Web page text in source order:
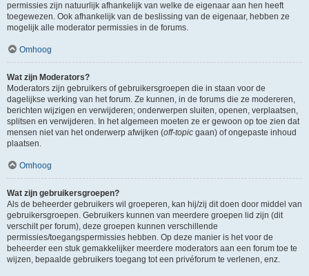
permissies zijn natuurlijk afhankelijk van welke de eigenaar aan hen heeft
toegewezen. Ook afhankelijk van de beslissing van de eigenaar, hebben ze
mogelijk alle moderator permissies in de forums.
Omhoog
Wat zijn Moderators?
Moderators zijn gebruikers of gebruikersgroepen die in staan voor de
dagelijkse werking van het forum. Ze kunnen, in de forums die ze modereren,
berichten wijzigen en verwijderen; onderwerpen sluiten, openen, verplaatsen,
splitsen en verwijderen. In het algemeen moeten ze er gewoon op toe zien dat
mensen niet van het onderwerp afwijken (off-topic gaan) of ongepaste inhoud
plaatsen.
Omhoog
Wat zijn gebruikersgroepen?
Als de beheerder gebruikers wil groeperen, kan hij/zij dit doen door middel van
gebruikersgroepen. Gebruikers kunnen van meerdere groepen lid zijn (dit
verschilt per forum), deze groepen kunnen verschillende
permissies/toegangspermissies hebben. Op deze manier is het voor de
beheerder een stuk gemakkelijker meerdere moderators aan een forum toe te
wijzen, bepaalde gebruikers toegang tot een privéforum te verlenen, enz.